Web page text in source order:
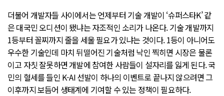
더불어 개발자들 사이에서는 언제부터 기술 개발이 ‘슈퍼스타K’ 같
은 대국민 오디션이 됐냐는 자조적인 소리가 나온다. 기술 개발까지
1등부터 꼴찌까지 줄을 세울 필요가 있냐는 것이다. 1등이 아니어도
우수한 기술인데 마치 뒤떨어진 기술처럼 낙인 찍히면 시장은 물론
이고 자칫 잘못하면 개발에 참여한 사람들이 설자리를 잃게 된다. 국
민의 혈세를 들인 K-AI 선발이 하나의 이벤트로 끝나지 않으려면 그
이후까지 보듬어 생태계에 기여할 수 있는 정책이 필요하다.